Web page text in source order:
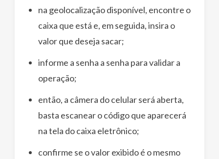
na geolocalização disponível, encontre o
caixa que está e, em seguida, insira o
valor que deseja sacar;
informe a senha a senha para validar a
operação;
então, a câmera do celular será aberta,
basta escanear o código que aparecerá
na tela do caixa eletrônico;
confirme se o valor exibido é o mesmo